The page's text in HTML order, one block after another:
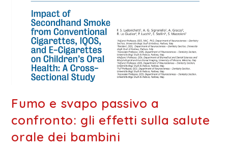
Fumo e svapo passivo a
confronto: gli effetti sulla salute
orale dei bambini